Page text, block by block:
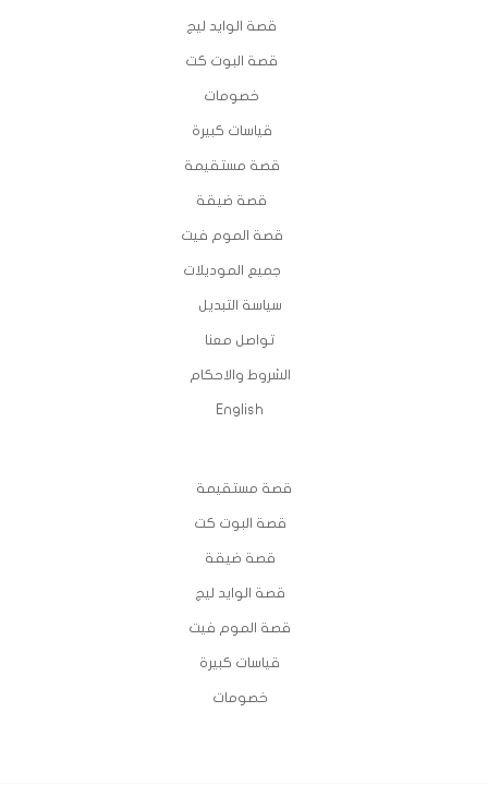
قصة الوايد ليج
قصة البوت كت
خصومات
قياسات كبيرة
قصة مستقيمة
قصة ضيقة
قصة الموم فيت
جميع الموديلات
سياسة التبديل
تواصل معنا
الشروط والاحكام
English
قصة مستقيمة
قصة البوت كت
قصة ضيقة
قصة الوايد ليج
قصة الموم فيت
قياسات كبيرة
خصومات